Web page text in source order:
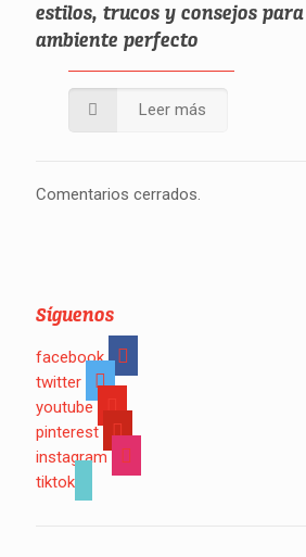
estilos, trucos y consejos
ambiente perfecto
Leer más
Comentarios cerrados.
Síguenos
facebook
twitter
youtube
pinterest
instagram
tiktok